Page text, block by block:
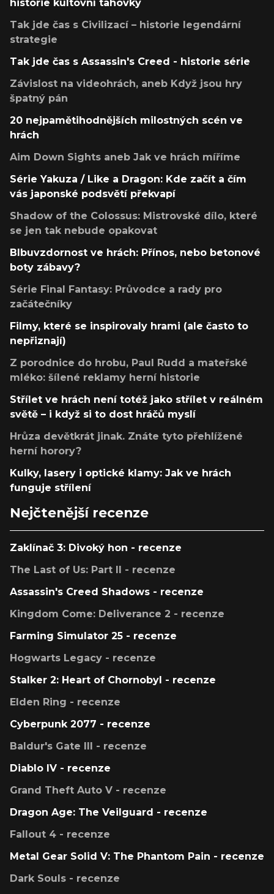
historie kultovní tahovky
Tak jde čas s Civilizací – historie legendární
strategie
Tak jde čas s Assassin's Creed - historie série
Závislost na videohrách, aneb Když jsou hry
špatný pán
20 nejpamětihodnějších milostných scén ve
hrách
Aim Down Sights aneb Jak ve hrách míříme
Série Yakuza / Like a Dragon: Kde začít a čím
vás japonské podsvětí překvapí
Shadow of the Colossus: Mistrovské dílo, které
se jen tak nebude opakovat
Blbuvzdornost ve hrách: Přínos, nebo betonové
boty zábavy?
Série Final Fantasy: Průvodce a rady pro
začátečníky
Filmy, které se inspirovaly hrami (ale často to
nepřiznají)
Z porodnice do hrobu, Paul Rudd a mateřské
mléko: šílené reklamy herní historie
Střílet ve hrách není totéž jako střílet v reálném
světě – i když si to dost hráčů myslí
Hrůza devětkrát jinak. Znáte tyto přehlížené
herní horory?
Kulky, lasery i optické klamy: Jak ve hrách
funguje střílení
Nejčtenější recenze
Zaklínač 3: Divoký hon - recenze
The Last of Us: Part II - recenze
Assassin's Creed Shadows - recenze
Kingdom Come: Deliverance 2 - recenze
Farming Simulator 25 - recenze
Hogwarts Legacy - recenze
Stalker 2: Heart of Chornobyl - recenze
Elden Ring - recenze
Cyberpunk 2077 - recenze
Baldur's Gate III - recenze
Diablo IV - recenze
Grand Theft Auto V - recenze
Dragon Age: The Veilguard - recenze
Fallout 4 - recenze
Metal Gear Solid V: The Phantom Pain - recenze
Dark Souls - recenze